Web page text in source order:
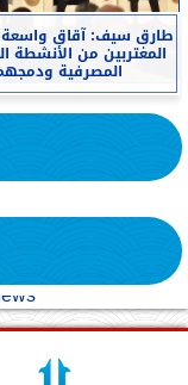
طارق سيف: آقاق واسعة
المغتربين من الأنشطة
المصرفية